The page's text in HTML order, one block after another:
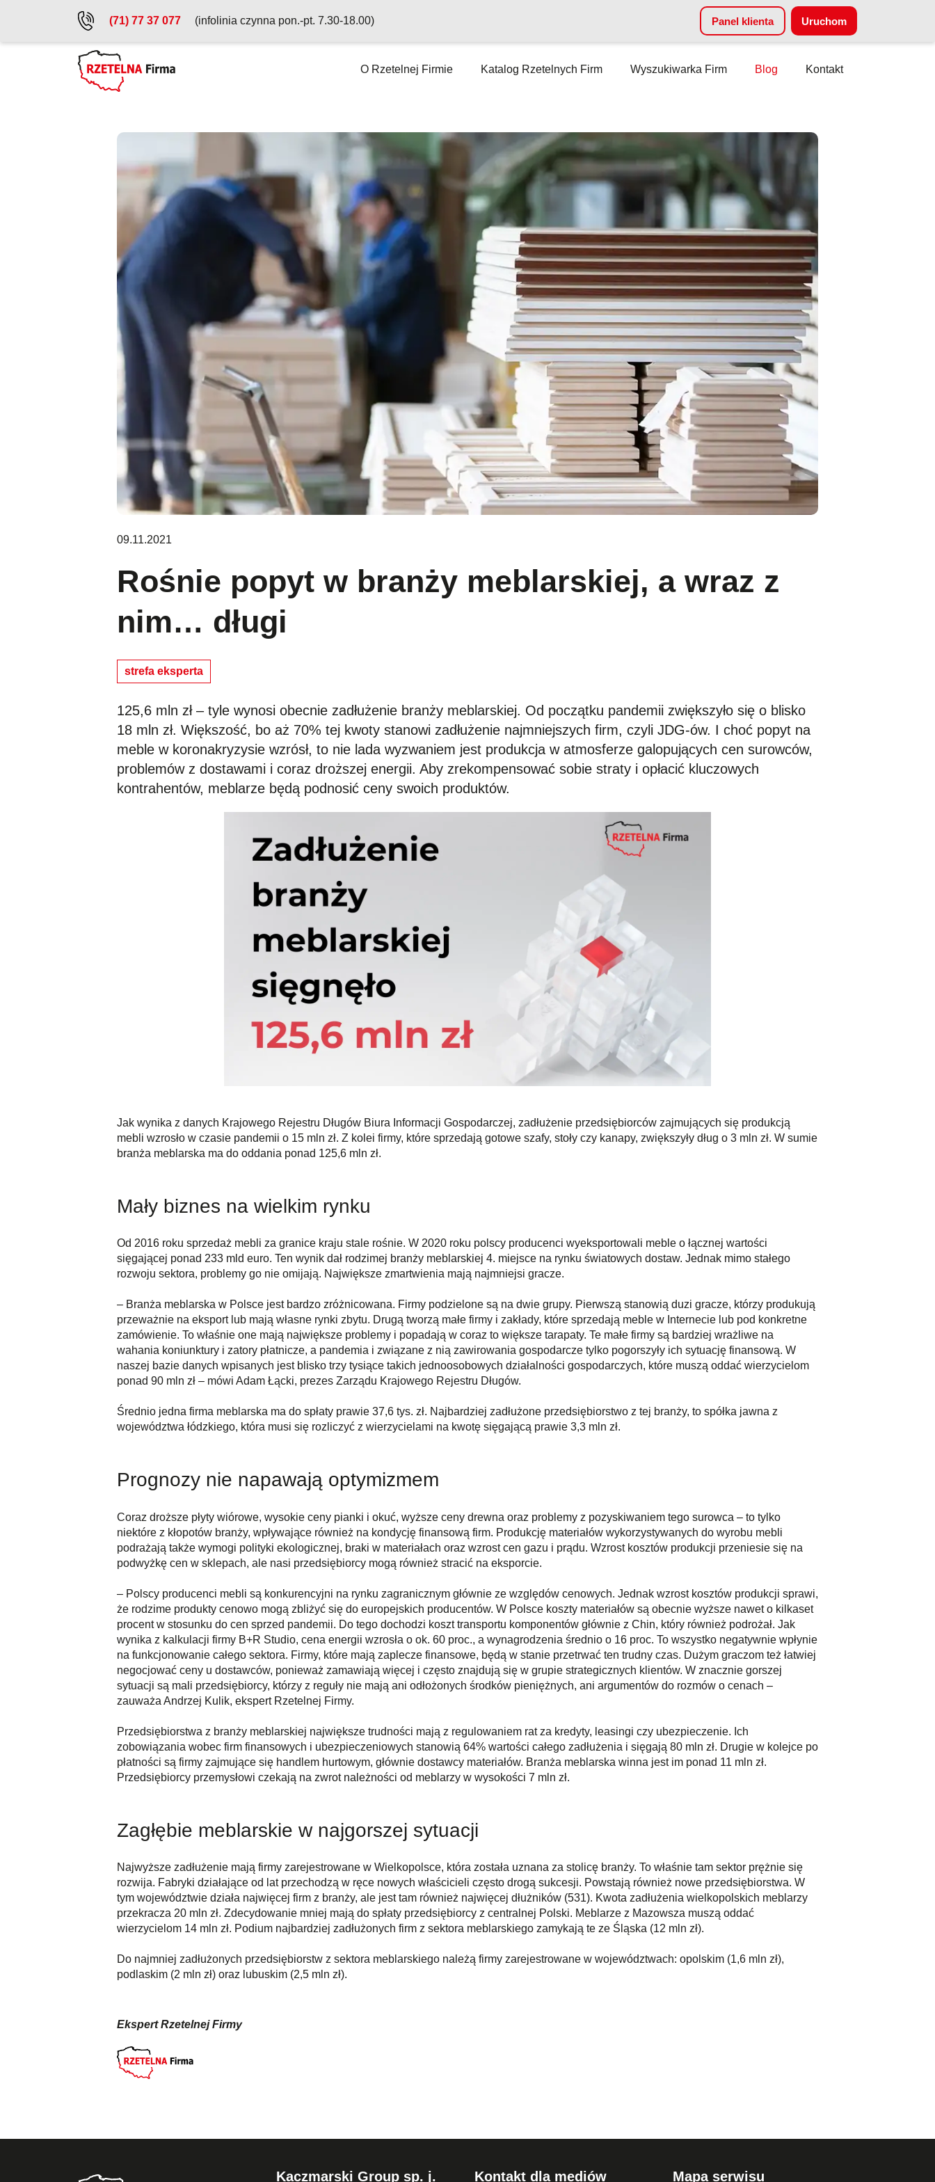
Przejdź do treści głównej(71) 77 37 077 (infolinia czynna pon.-pt. 7.30-18.00) Panel klienta Uruchom
O Rzetelnej Firmie Katalog Rzetelnych Firm Wyszukiwarka Firm Blog Kontakt
09.11.2021
Rośnie popyt w branży meblarskiej, a wraz z
nim… długi
strefa eksperta
125,6 mln zł – tyle wynosi obecnie zadłużenie branży meblarskiej. Od początku pandemii zwiększyło się o blisko
18 mln zł. Większość, bo aż 70% tej kwoty stanowi zadłużenie najmniejszych firm, czyli JDG-ów. I choć popyt na
meble w koronakryzysie wzrósł, to nie lada wyzwaniem jest produkcja w atmosferze galopujących cen surowców,
problemów z dostawami i coraz droższej energii. Aby zrekompensować sobie straty i opłacić kluczowych
kontrahentów, meblarze będą podnosić ceny swoich produktów.
Jak wynika z danych Krajowego Rejestru Długów Biura Informacji Gospodarczej, zadłużenie przedsiębiorców zajmujących się produkcją
mebli wzrosło w czasie pandemii o 15 mln zł. Z kolei firmy, które sprzedają gotowe szafy, stoły czy kanapy, zwiększyły dług o 3 mln zł. W sumie
branża meblarska ma do oddania ponad 125,6 mln zł.
Mały biznes na wielkim rynku
Od 2016 roku sprzedaż mebli za granice kraju stale rośnie. W 2020 roku polscy producenci wyeksportowali meble o łącznej wartości
sięgającej ponad 233 mld euro. Ten wynik dał rodzimej branży meblarskiej 4. miejsce na rynku światowych dostaw. Jednak mimo stałego
rozwoju sektora, problemy go nie omijają. Największe zmartwienia mają najmniejsi gracze.
– Branża meblarska w Polsce jest bardzo zróżnicowana. Firmy podzielone są na dwie grupy. Pierwszą stanowią duzi gracze, którzy produkują
przeważnie na eksport lub mają własne rynki zbytu. Drugą tworzą małe firmy i zakłady, które sprzedają meble w Internecie lub pod konkretne
zamówienie. To właśnie one mają największe problemy i popadają w coraz to większe tarapaty. Te małe firmy są bardziej wrażliwe na
wahania koniunktury i zatory płatnicze, a pandemia i związane z nią zawirowania gospodarcze tylko pogorszyły ich sytuację finansową. W
naszej bazie danych wpisanych jest blisko trzy tysiące takich jednoosobowych działalności gospodarczych, które muszą oddać wierzycielom
ponad 90 mln zł – mówi Adam Łącki, prezes Zarządu Krajowego Rejestru Długów.
Średnio jedna firma meblarska ma do spłaty prawie 37,6 tys. zł. Najbardziej zadłużone przedsiębiorstwo z tej branży, to spółka jawna z
województwa łódzkiego, która musi się rozliczyć z wierzycielami na kwotę sięgającą prawie 3,3 mln zł.
Prognozy nie napawają optymizmem
Coraz droższe płyty wiórowe, wysokie ceny pianki i okuć, wyższe ceny drewna oraz problemy z pozyskiwaniem tego surowca – to tylko
niektóre z kłopotów branży, wpływające również na kondycję finansową firm. Produkcję materiałów wykorzystywanych do wyrobu mebli
podrażają także wymogi polityki ekologicznej, braki w materiałach oraz wzrost cen gazu i prądu. Wzrost kosztów produkcji przeniesie się na
podwyżkę cen w sklepach, ale nasi przedsiębiorcy mogą również stracić na eksporcie.
– Polscy producenci mebli są konkurencyjni na rynku zagranicznym głównie ze względów cenowych. Jednak wzrost kosztów produkcji sprawi,
że rodzime produkty cenowo mogą zbliżyć się do europejskich producentów. W Polsce koszty materiałów są obecnie wyższe nawet o kilkaset
procent w stosunku do cen sprzed pandemii. Do tego dochodzi koszt transportu komponentów głównie z Chin, który również podrożał. Jak
wynika z kalkulacji firmy B+R Studio, cena energii wzrosła o ok. 60 proc., a wynagrodzenia średnio o 16 proc. To wszystko negatywnie wpłynie
na funkcjonowanie całego sektora. Firmy, które mają zaplecze finansowe, będą w stanie przetrwać ten trudny czas. Dużym graczom też łatwiej
negocjować ceny u dostawców, ponieważ zamawiają więcej i często znajdują się w grupie strategicznych klientów. W znacznie gorszej
sytuacji są mali przedsiębiorcy, którzy z reguły nie mają ani odłożonych środków pieniężnych, ani argumentów do rozmów o cenach –
zauważa Andrzej Kulik, ekspert Rzetelnej Firmy.
Przedsiębiorstwa z branży meblarskiej największe trudności mają z regulowaniem rat za kredyty, leasingi czy ubezpieczenie. Ich
zobowiązania wobec firm finansowych i ubezpieczeniowych stanowią 64% wartości całego zadłużenia i sięgają 80 mln zł. Drugie w kolejce po
płatności są firmy zajmujące się handlem hurtowym, głównie dostawcy materiałów. Branża meblarska winna jest im ponad 11 mln zł.
Przedsiębiorcy przemysłowi czekają na zwrot należności od meblarzy w wysokości 7 mln zł.
Zagłębie meblarskie w najgorszej sytuacji
Najwyższe zadłużenie mają firmy zarejestrowane w Wielkopolsce, która została uznana za stolicę branży. To właśnie tam sektor prężnie się
rozwija. Fabryki działające od lat przechodzą w ręce nowych właścicieli często drogą sukcesji. Powstają również nowe przedsiębiorstwa. W
tym województwie działa najwięcej firm z branży, ale jest tam również najwięcej dłużników (531). Kwota zadłużenia wielkopolskich meblarzy
przekracza 20 mln zł. Zdecydowanie mniej mają do spłaty przedsiębiorcy z centralnej Polski. Meblarze z Mazowsza muszą oddać
wierzycielom 14 mln zł. Podium najbardziej zadłużonych firm z sektora meblarskiego zamykają te ze Śląska (12 mln zł).
Do najmniej zadłużonych przedsiębiorstw z sektora meblarskiego należą firmy zarejestrowane w województwach: opolskim (1,6 mln zł),
podlaskim (2 mln zł) oraz lubuskim (2,5 mln zł).
Ekspert Rzetelnej Firmy
Kaczmarski Group sp. j. Kontakt dla mediów Mapa serwisu